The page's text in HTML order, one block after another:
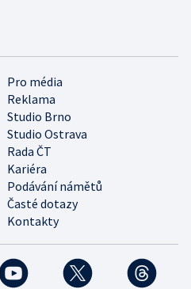
Pro média
Reklama
Studio Brno
Studio Ostrava
Rada ČT
Kariéra
Podávání námětů
Časté dotazy
Kontakty